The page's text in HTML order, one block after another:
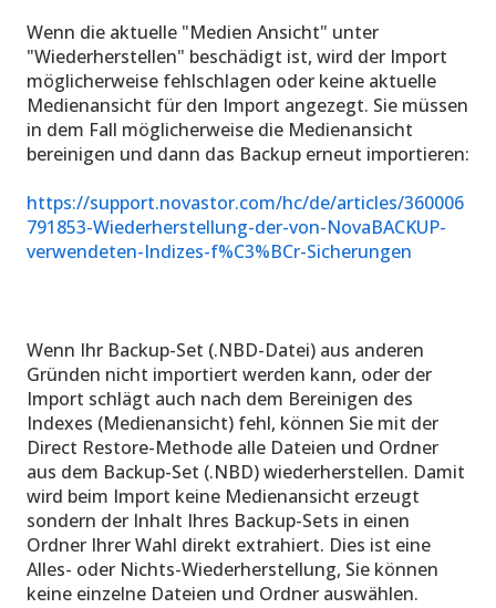
Wenn die aktuelle "Medien Ansicht" unter
"Wiederherstellen" beschädigt ist, wird der Import
möglicherweise fehlschlagen oder keine aktuelle
Medienansicht für den Import angezegt. Sie müssen
in dem Fall möglicherweise die Medienansicht
bereinigen und dann das Backup erneut importieren:
https://support.novastor.com/hc/de/articles/360006
791853-Wiederherstellung-der-von-NovaBACKUP-
verwendeten-Indizes-f%C3%BCr-Sicherungen
Wenn Ihr Backup-Set (.NBD-Datei) aus anderen
Gründen nicht importiert werden kann, oder der
Import schlägt auch nach dem Bereinigen des
Indexes (Medienansicht) fehl, können Sie mit der
Direct Restore-Methode alle Dateien und Ordner
aus dem Backup-Set (.NBD) wiederherstellen. Damit
wird beim Import keine Medienansicht erzeugt
sondern der Inhalt Ihres Backup-Sets in einen
Ordner Ihrer Wahl direkt extrahiert. Dies ist eine
Alles- oder Nichts-Wiederherstellung, Sie können
keine einzelne Dateien und Ordner auswählen.